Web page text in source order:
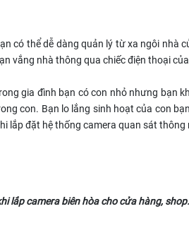
có thể dễ dàng quản lý từ xa ngôi nhà
vắng nhà thông qua chiếc điện thoại
gia đình bạn có con nhỏ nhưng bạn
con. Bạn lo lắng sinh hoạt của con
lắp đặt hệ thống camera quan sát
lắp camera biên hòa cho cửa hàng,